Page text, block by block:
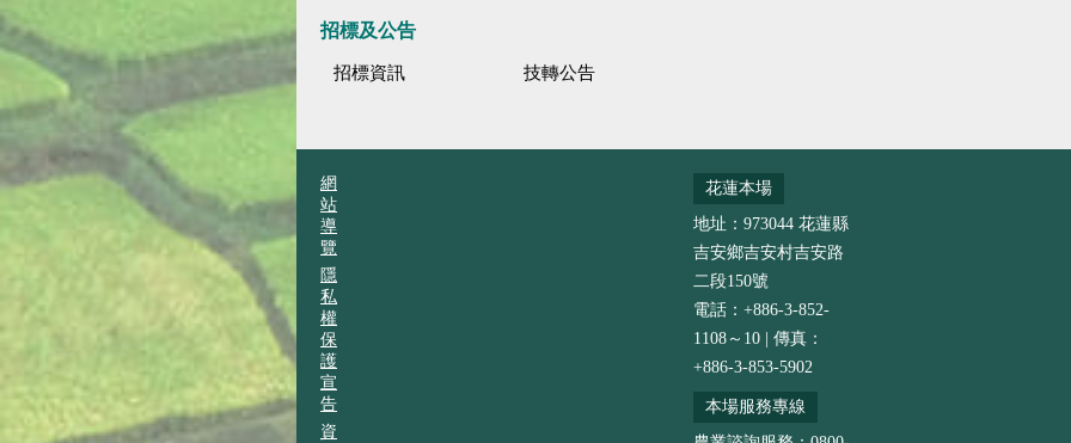
招標及公告
招標資訊 技轉公告
網
站
導
覽
隱
私
權
保
護
宣
告
資
花蓮本場
地址：973044 花蓮縣
吉安鄉吉安村吉安路
二段150號
電話：+886-3-852-
1108～10 | 傳真：
+886-3-853-5902
本場服務專線